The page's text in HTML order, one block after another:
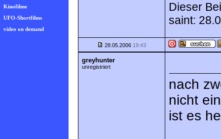
Kinofilme
UFO-Shortfilms
video on demand
Dieser
saint:
28.05.2006 19:43
greyhunter
unregistriert
nach
nicht
ist es